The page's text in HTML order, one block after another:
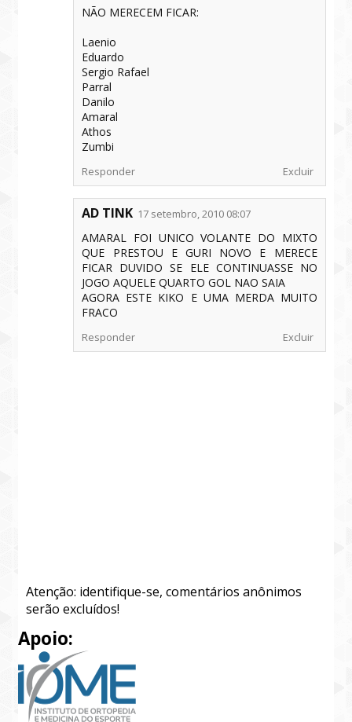
NÃO MERECEM FICAR:
Laenio
Eduardo
Sergio Rafael
Parral
Danilo
Amaral
Athos
Zumbi
Responder Excluir
AD TINK 17 setembro, 2010 08:07
AMARAL FOI UNICO VOLANTE DO MIXTO
QUE PRESTOU E GURI NOVO E MERECE
FICAR DUVIDO SE ELE CONTINUASSE NO
JOGO AQUELE QUARTO GOL NAO SAIA
AGORA ESTE KIKO E UMA MERDA MUITO
FRACO
Responder Excluir
Atenção: identifique-se, comentários anônimos
serão excluídos!
Apoio: